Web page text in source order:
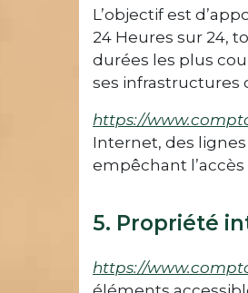
L’objectif est
24 Heures sur 24,
durées les plus
ses infrastructures
https://
Internet, des
empêchant l’accès
5. Propriété
https://